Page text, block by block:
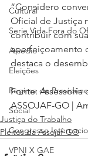
Cultural
Serie Vida Fora do
Assédio
Eleições
Regime de
Social
Congresso
VPNI X GAE
“Considero
Oficial de Justiça
contribuir com
aperfeiçoamento
destaca o
Fonte: Assessoria
ASSOJAF-GO |
Justiça do Trabalho
Pleitos da Assojaf-GO